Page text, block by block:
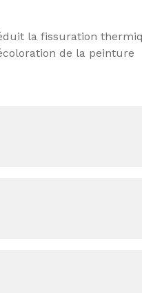
la fissuration
de la peinture